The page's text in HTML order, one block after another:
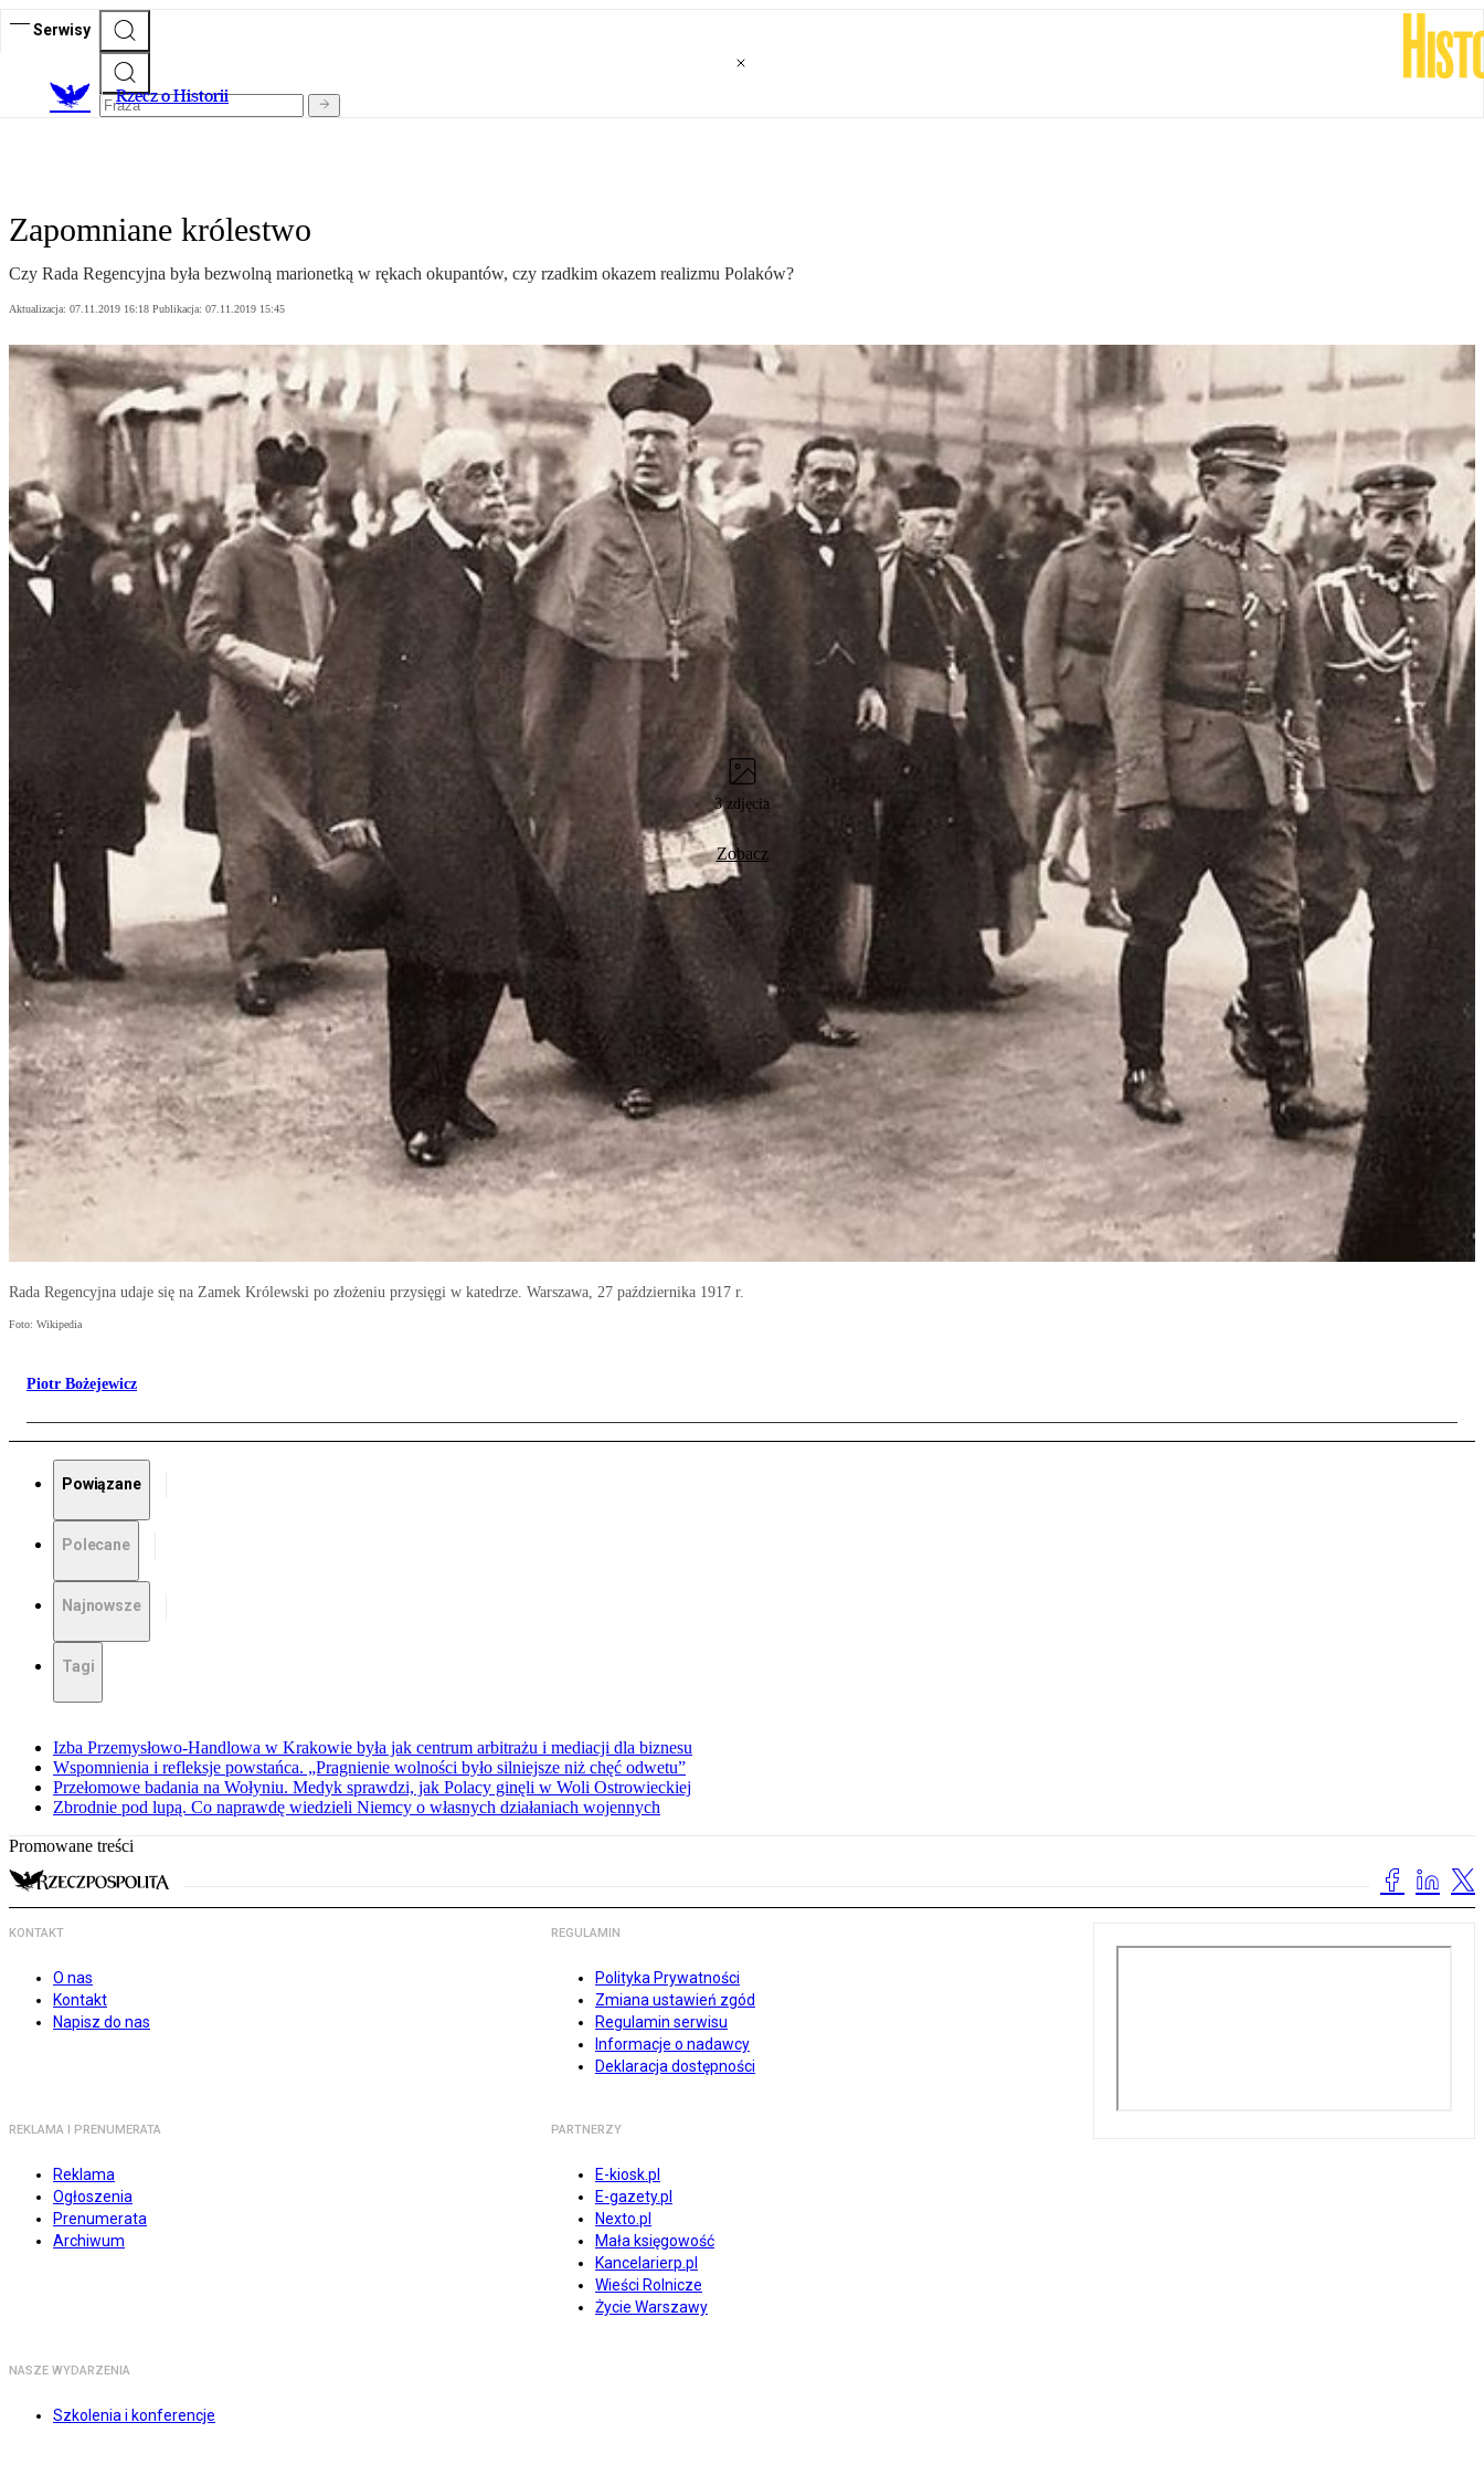
Serwisy
Rzecz o Historii
Zapomniane królestwo
Czy Rada Regencyjna była bezwolną marionetką w rękach okupantów, czy rzadkim okazem realizmu Polaków?
Aktualizacja: 07.11.2019 16:18 Publikacja: 07.11.2019 15:45
3 zdjęcia
Zobacz
Rada Regencyjna udaje się na Zamek Królewski po złożeniu przysięgi w katedrze. Warszawa, 27 października 1917 r.
Foto: Wikipedia
Piotr Bożejewicz
Powiązane
Polecane
Najnowsze
Tagi
Izba Przemysłowo-Handlowa w Krakowie była jak centrum arbitrażu i mediacji dla biznesu
Wspomnienia i refleksje powstańca. „Pragnienie wolności było silniejsze niż chęć odwetu”
Przełomowe badania na Wołyniu. Medyk sprawdzi, jak Polacy ginęli w Woli Ostrowieckiej
Zbrodnie pod lupą. Co naprawdę wiedzieli Niemcy o własnych działaniach wojennych
Promowane treści
KONTAKT
O nas
Kontakt
Napisz do nas
REGULAMIN
Polityka Prywatności
Zmiana ustawień zgód
Regulamin serwisu
Informacje o nadawcy
Deklaracja dostępności
REKLAMA I PRENUMERATA
Reklama
Ogłoszenia
Prenumerata
Archiwum
PARTNERZY
E-kiosk.pl
E-gazety.pl
Nexto.pl
Mała księgowość
Kancelarierp.pl
Wieści Rolnicze
Życie Warszawy
NASZE WYDARZENIA
Szkolenia i konferencje